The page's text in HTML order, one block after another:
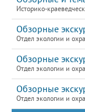
Историко-
Обзорные
Отдел экологии и
Обзорные
Отдел экологии и
Обзорные
Отдел экологии и